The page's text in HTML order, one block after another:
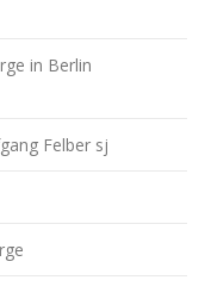
in Berlin
Felber sj